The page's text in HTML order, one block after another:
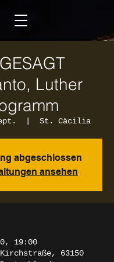
Luther
St. Cäcilia
abgeschlossen
ansehen
19:00
63150